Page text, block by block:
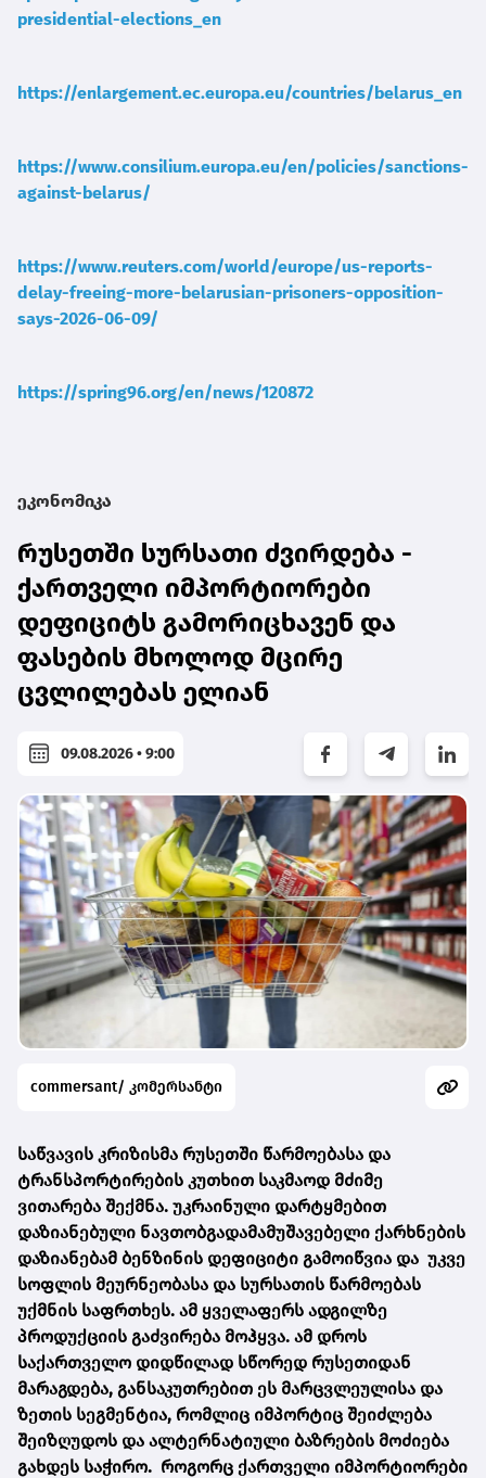
presidential-elections_en
https://enlargement.ec.europa.eu/countries/belarus_en
https://www.consilium.europa.eu/en/policies/sanctions-
against-belarus/
https://www.reuters.com/world/europe/us-reports-
delay-freeing-more-belarusian-prisoners-opposition-
says-2026-06-09/
https://spring96.org/en/news/120872
ეკონომიკა
რუსეთში სურსათი ძვირდება -
ქართველი იმპორტიორები
დეფიციტს გამორიცხავენ და
ფასების მხოლოდ მცირე
ცვლილებას ელიან
09.08.2026 • 9:00
commersant/ კომერსანტი
საწვავის კრიზისმა რუსეთში წარმოებასა და
ტრანსპორტირების კუთხით საკმაოდ მძიმე
ვითარება შექმნა. უკრაინული დარტყმებით
დაზიანებული ნავთობგადამამუშავებელი ქარხნების
დაზიანებამ ბენზინის დეფიციტი გამოიწვია და უკვე
სოფლის მეურნეობასა და სურსათის წარმოებას
უქმნის საფრთხეს. ამ ყველაფერს ადგილზე
პროდუქციის გაძვირება მოჰყვა. ამ დროს
საქართველო დიდწილად სწორედ რუსეთიდან
მარაგდება, განსაკუთრებით ეს მარცვლეულისა და
ზეთის სეგმენტია, რომლიც იმპორტიც შეიძლება
შეიზღუდოს და ალტერნატიული ბაზრების მოძიება
გახდეს საჭირო. როგორც ქართველი იმპორტიორები